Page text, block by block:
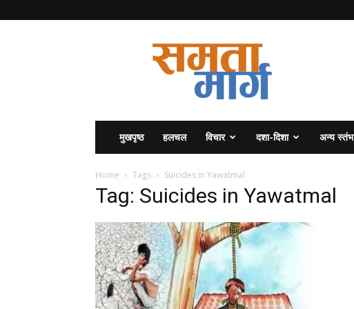
मुखपृष्ठ हलचल विचार दशा-दिशा अन्य स्तंभ
Home Tags Suicides in Yawatmal
Tag: Suicides in Yawatmal